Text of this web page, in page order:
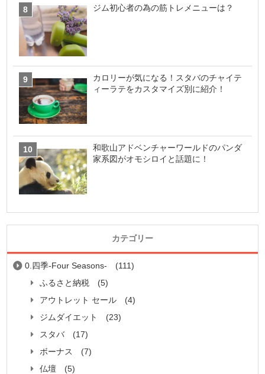
ジム初心者の為の筋トレメニューは？
カロリーが気になる！スタバのチャイテ
ィーラテをカスタマイズ別に紹介！
和歌山アドベンチャーワールドのパンダ
家系図がオモシロイと話題に！
カテゴリー
0.四季-Four Seasons-
(111)
ふるさと納税
(5)
アウトレット セール
(4)
ジムダイエット
(23)
スタバ
(17)
ボーナス
(7)
仏壇
(5)